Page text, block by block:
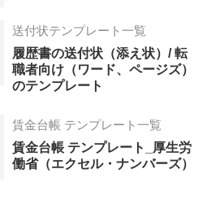
送付状テンプレート一覧
履歴書の送付状（添え状）/ 転
職者向け（ワード、ページズ）
のテンプレート
賃金台帳 テンプレート一覧
賃金台帳 テンプレート_厚生労
働省（エクセル・ナンバーズ）